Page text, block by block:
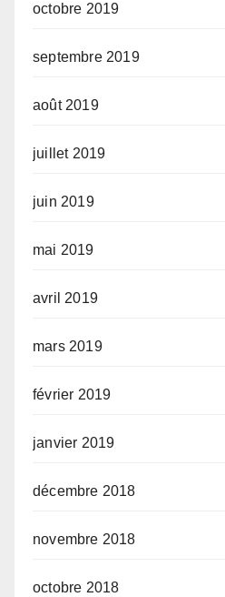
octobre 2019
septembre 2019
août 2019
juillet 2019
juin 2019
mai 2019
avril 2019
mars 2019
février 2019
janvier 2019
décembre 2018
novembre 2018
octobre 2018